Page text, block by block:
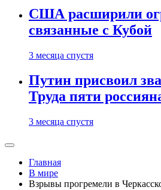
США расширили
связанные с Кубой
3 месяца спустя
Путин присвоил
Труда пяти
3 месяца спустя
Главная
В мире
Взрывы прогремели в